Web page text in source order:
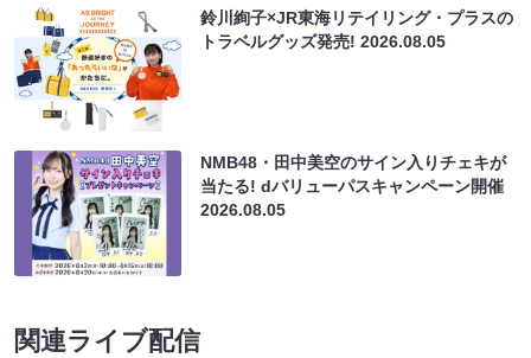
鈴川絢子×JR東海リテイリング・プラスの
トラベルグッズ発売!2026.08.05
NMB48・田中美空のサイン入りチェキが
当たる! dバリューパスキャンペーン開催
2026.08.05
関連ライブ配信